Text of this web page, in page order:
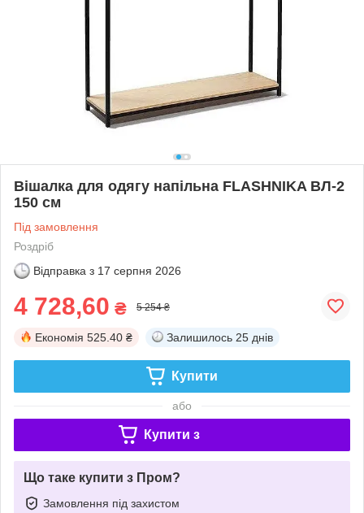
Вішалка для одягу напільна FLASHNIKA ВЛ-2
150 см
Під замовлення
Роздріб
Відправка з 17 серпня 2026
4 728,60 ₴ 5 254 ₴
Економія 525.40 ₴ Залишилось 25 днів
Купити
або
Купити з
Що таке купити з Пром?
Замовлення під захистом